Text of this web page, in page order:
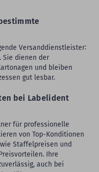
Versanddienstleister∶
Sie dienen der
und bleiben
gut lesbar.
bei Labelident
für professionelle
von Top-Konditionen
Staffelpreisen und
Ihre
auch bei